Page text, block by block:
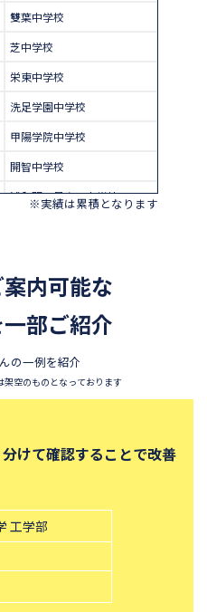
雙葉中学校
芝中学校
栄東中学校
洗足学園中学校
甲陽学院中学校
開智中学校
浦和明の星女子中学校
北嶺中学校
サレジオ学院中学校
等部
東京都市大学付属中学校
青山学院横浜英和中学校
六甲学院中学校
頌栄女子学院中学校
東山中学校
※実績は累積となります
内可能な
部ご紹介
の一例を紹介
空のものとなっております
けて確認することで改善
工学部